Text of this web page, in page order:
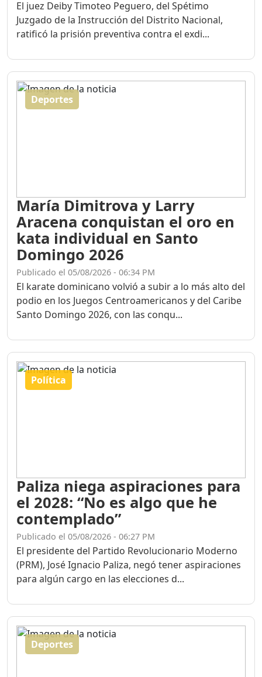
El juez Deiby Timoteo Peguero, del Spétimo
Juzgado de la Instrucción del Distrito Nacional,
ratificó la prisión preventiva contra el exdi...
Deportes
María Dimitrova y Larry
Aracena conquistan el oro en
kata individual en Santo
Domingo 2026
Publicado el 05/08/2026 - 06:34 PM
El karate dominicano volvió a subir a lo más alto del
podio en los Juegos Centroamericanos y del Caribe
Santo Domingo 2026, con las conqu...
Política
Paliza niega aspiraciones para
el 2028: “No es algo que he
contemplado”
Publicado el 05/08/2026 - 06:27 PM
El presidente del Partido Revolucionario Moderno
(PRM), José Ignacio Paliza, negó tener aspiraciones
para algún cargo en las elecciones d...
Deportes